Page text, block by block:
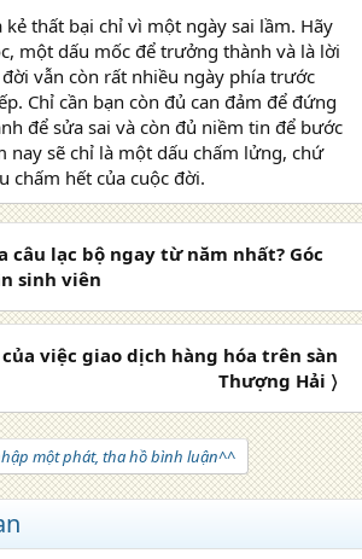
thất bại chỉ vì một ngày sai lầm. Hãy
một dấu mốc để trưởng thành và là lời
vẫn còn rất nhiều ngày phía trước
Chỉ cần bạn còn đủ can đảm để đứng
để sửa sai và còn đủ niềm tin để bước
nay sẽ chỉ là một dấu chấm lửng, chứ
chấm hết của cuộc đời.
câu lạc bộ ngay từ năm nhất? Góc
sinh viên
việc giao dịch hàng hóa trên sàn
Thượng Hải 〉
một phát, tha hồ bình luận^^